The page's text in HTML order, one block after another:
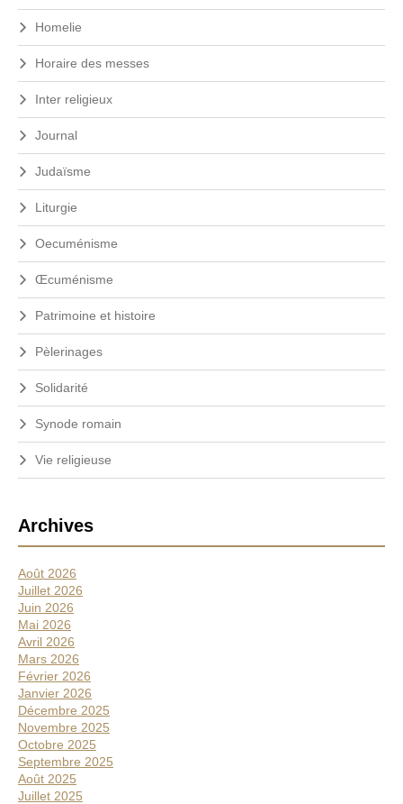
e
a
u
f
v
r
i
e
r
2
0
2
6
Homelie
Horaire des messes
Inter religieux
Journal
Judaïsme
Liturgie
Oecuménisme
Œcuménisme
Patrimoine et histoire
Pèlerinages
Solidarité
Synode romain
Vie religieuse
Archives
Août 2026
Juillet 2026
Juin 2026
Mai 2026
Avril 2026
Mars 2026
Février 2026
Janvier 2026
Décembre 2025
Novembre 2025
Octobre 2025
Septembre 2025
Août 2025
Juillet 2025